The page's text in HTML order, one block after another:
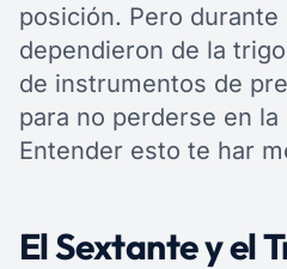
posición. Pero
dependieron de la
de instrumentos de
para no perderse en la
Entender esto te har
El Sextante y el